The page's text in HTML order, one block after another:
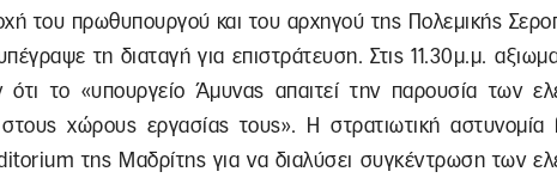
του πρωθυπουργού και του αρχηγού της Πολεμικής
τη διαταγή για επιστράτευση. Στις 11.30μ.μ.
ότι το «υπουργείο Άμυνας απαιτεί την παρουσία των
χώρους εργασίας τους». Η στρατιωτική αστυνομία
της Μαδρίτης για να διαλύσει συγκέντρωση των